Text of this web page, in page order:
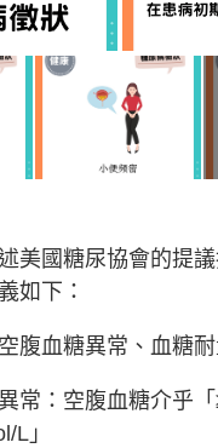
美國糖尿協會的提
如下：
腹血糖異常、血糖
常：空腹血糖介乎
L」